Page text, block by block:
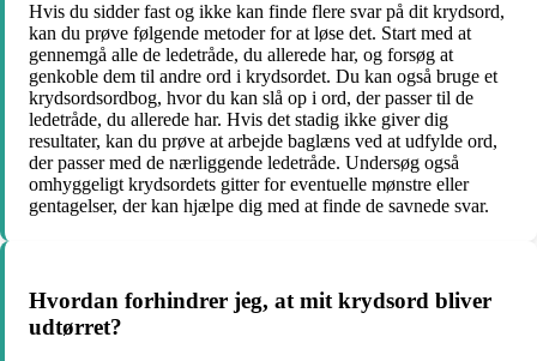
Hvis du sidder fast og ikke kan finde flere svar på dit krydsord,
kan du prøve følgende metoder for at løse det. Start med at
gennemgå alle de ledetråde, du allerede har, og forsøg at
genkoble dem til andre ord i krydsordet. Du kan også bruge et
krydsordsordbog, hvor du kan slå op i ord, der passer til de
ledetråde, du allerede har. Hvis det stadig ikke giver dig
resultater, kan du prøve at arbejde baglæns ved at udfylde ord,
der passer med de nærliggende ledetråde. Undersøg også
omhyggeligt krydsordets gitter for eventuelle mønstre eller
gentagelser, der kan hjælpe dig med at finde de savnede svar.
Hvordan forhindrer jeg, at mit krydsord bliver
udtørret?